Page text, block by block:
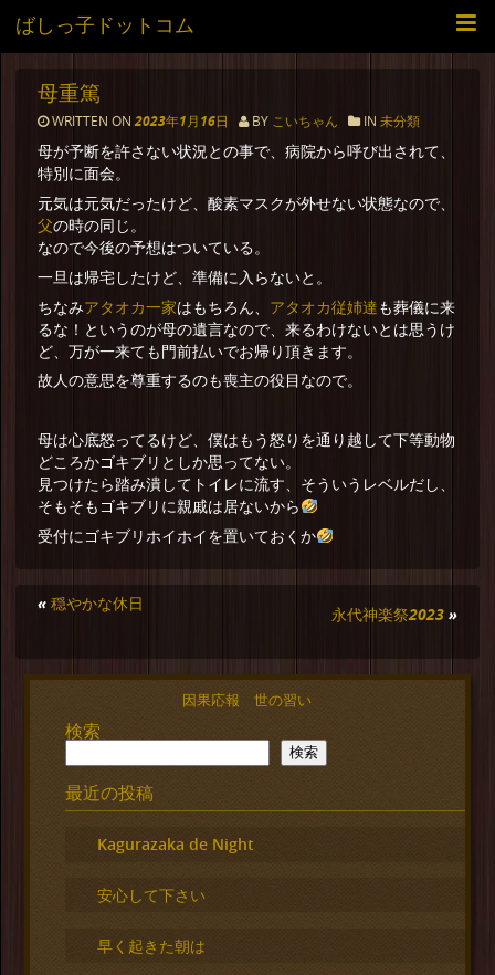
ばしっ子ドットコム
母重篤
WRITTEN ON 2023年1月16日 BY こいちゃん IN 未分類
母が予断を許さない状況との事で、病院から呼び出されて、
特別に面会。
元気は元気だったけど、酸素マスクが外せない状態なので、
父の時の同じ。
なので今後の予想はついている。
一旦は帰宅したけど、準備に入らないと。
ちなみアタオカ一家はもちろん、 アタオカ従姉達も葬儀に来
るな！というのが母の遺言なので、来るわけないとは思うけ
ど、万が一来ても門前払いでお帰り頂きます。
故人の意思を尊重するのも喪主の役目なので。
母は心底怒ってるけど、僕はもう怒りを通り越して下等動物
どころかゴキブリとしか思ってない。
見つけたら踏み潰してトイレに流す、そういうレベルだし、
そもそもゴキブリに親戚は居ないから
受付にゴキブリホイホイを置いておくか
« 穏やかな休日
永代神楽祭2023 »
因果応報 世の習い
検索
検索
最近の投稿
Kagurazaka de Night
安心して下さい
早く起きた朝は